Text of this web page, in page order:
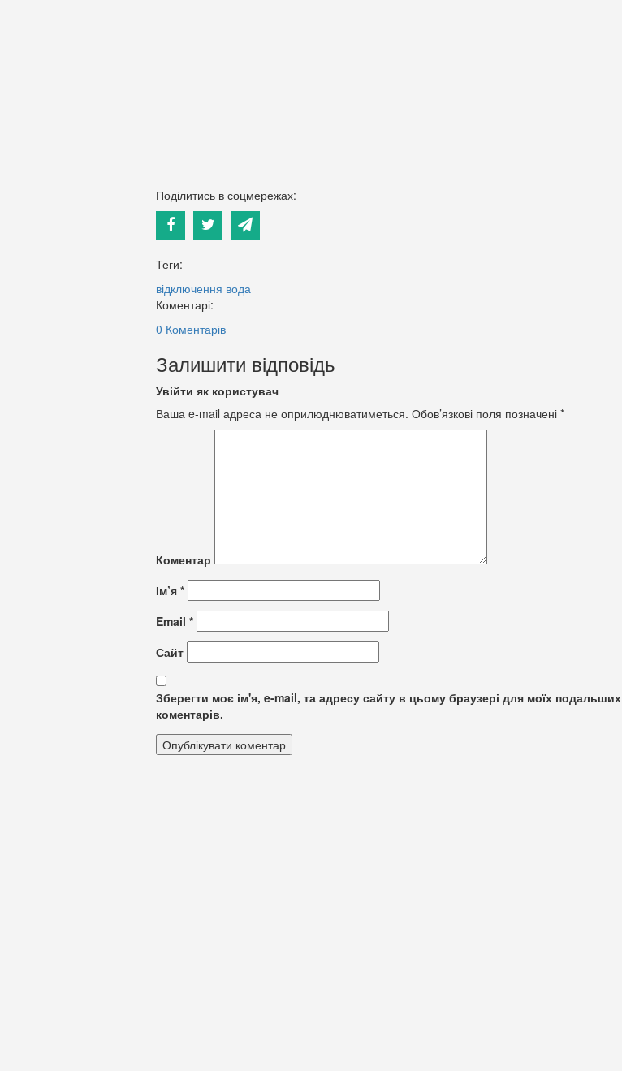
Поділитись в соцмережах:
Теги:
відключення вода
Коментарі:
0 Коментарів
Залишити відповідь
Увійти як користувач
Ваша e-mail адреса не оприлюднюватиметься. Обов’язкові поля позначені *
Коментар
Ім’я *
Email *
Сайт
Зберегти моє ім'я, e-mail, та адресу сайту в цьому браузері для моїх подальших
коментарів.